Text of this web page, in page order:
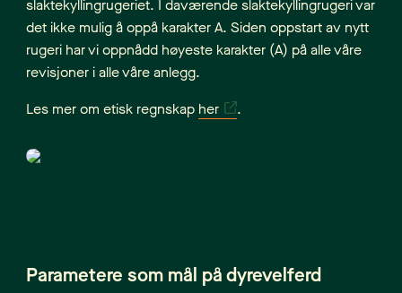
slaktekyllingrugeriet. I daværende slaktekyllingrugeri var
det ikke mulig å oppå karakter A. Siden oppstart av nytt
rugeri har vi oppnådd høyeste karakter (A) på alle våre
revisjoner i alle våre anlegg.
Les mer om etisk regnskap her .
Parametere som mål på dyrevelferd